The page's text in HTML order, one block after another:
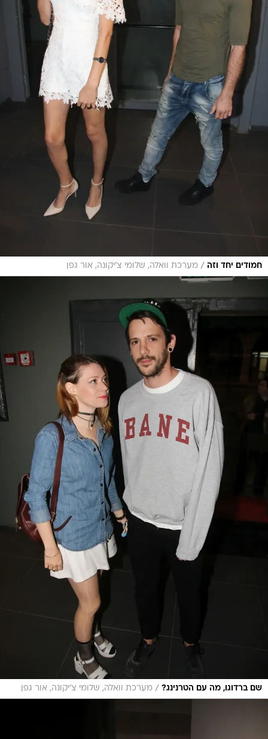
חמודים יחד וזה / מערכת וואלה, שלומי צ'יקונה, אור גפן
שם ברדוגו, מה עם הטרנינג? / מערכת וואלה, שלומי צ'יקונה, אור גפן